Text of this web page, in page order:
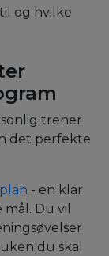
og hvilke
trener
det perfekte
- en klar
Du vil
du skal